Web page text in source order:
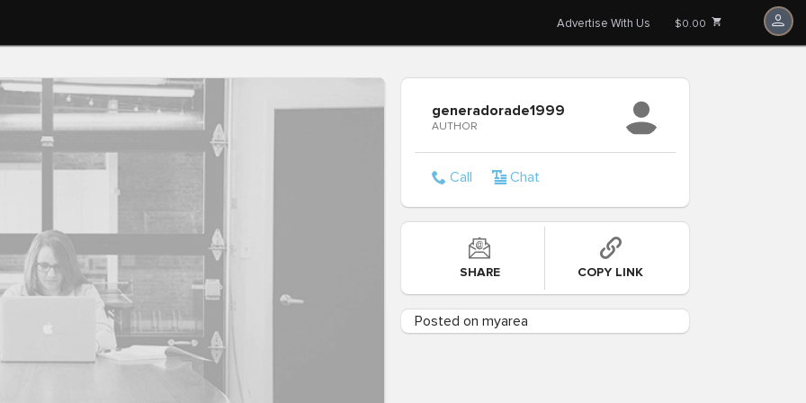
Advertise With Us $0.00
generadorade1999
AUTHOR
Call Chat
SHARE COPY LINK
Posted on myarea